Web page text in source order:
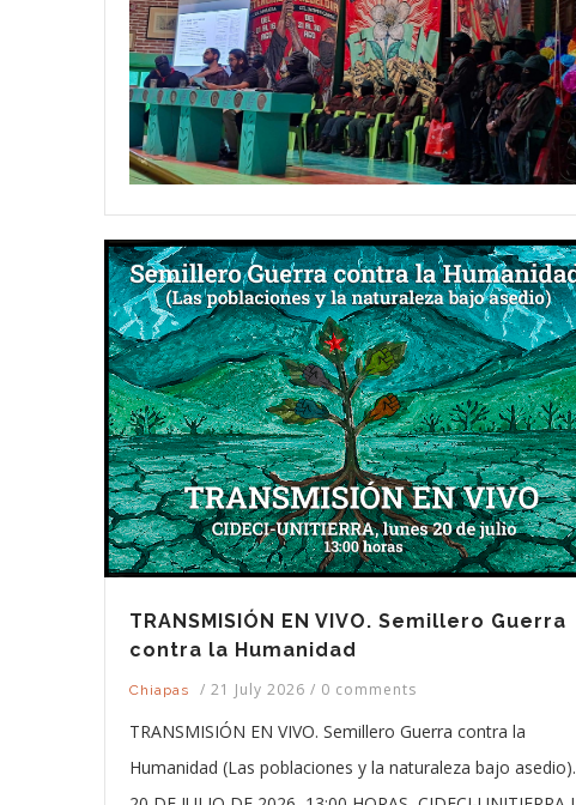
TRANSMISIÓN EN VIVO. Semillero Guerra
contra la Humanidad
Chiapas / 21 July 2026 / 0 comments
TRANSMISIÓN EN VIVO. Semillero Guerra contra la
Humanidad (Las poblaciones y la naturaleza bajo asedio).